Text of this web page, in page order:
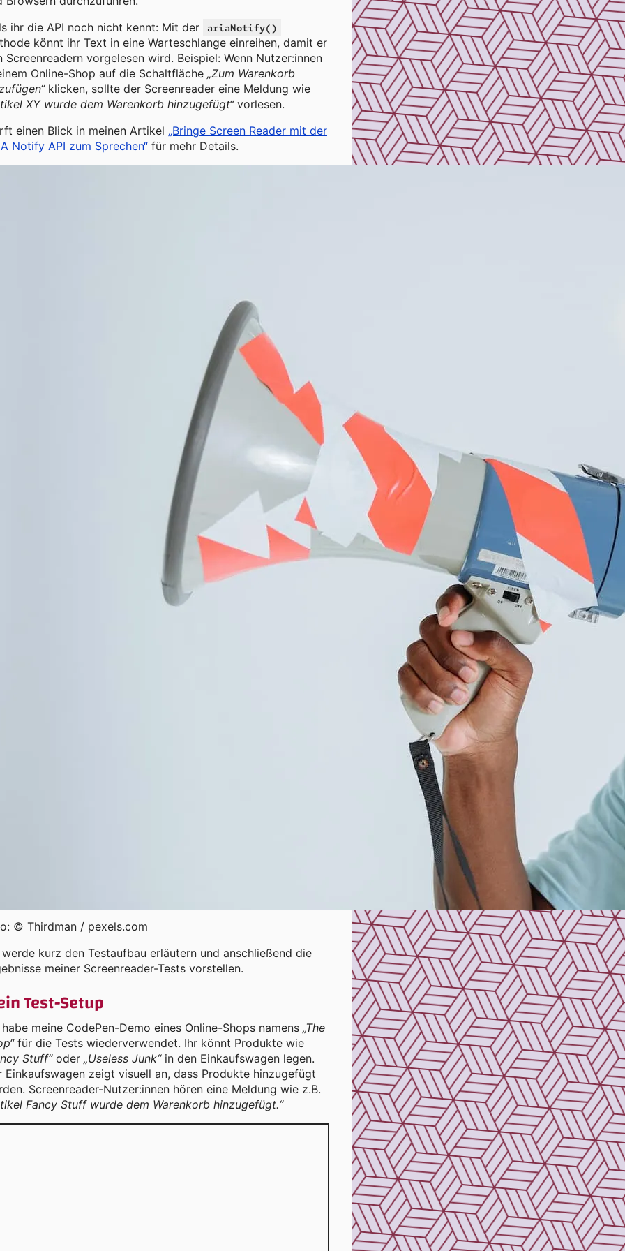
ihr die API noch nicht kennt: Mit der
ariaNotify()
könnt ihr Text in eine Warteschlange einreihen, damit er
Screenreadern vorgelesen wird. Beispiel: Wenn Nutzer:innen
Online-Shop auf die Schaltfläche „Zum Warenkorb
klicken, sollte der Screenreader eine Meldung wie
XY wurde dem Warenkorb hinzugefügt“vorlesen.
einen Blick in meinen Artikel „Bringe Screen Reader mit der
Notify API zum Sprechen“ für mehr Details.
© Thirdman / pexels.com
kurz den Testaufbau erläutern und anschließend die
meiner Screenreader-Tests vorstellen.
Test-Setup
meine CodePen-Demo eines Online-Shops namens „The
für die Tests wiederverwendet. Ihr könnt Produkte wie
Stuff“oder „Useless Junk“in den Einkaufswagen legen.
Einkaufswagen zeigt visuell an, dass Produkte hinzugefügt
Screenreader-Nutzer:innen hören eine Meldung wie z.B.
Fancy Stuff wurde dem Warenkorb hinzugefügt.“